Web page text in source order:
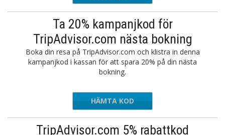
Ta 20% kampanjkod för
TripAdvisor.com nästa bokning
Boka din resa på TripAdvisor.com och klistra in denna
kampanjkod i kassan för att spara 20% på din nästa
bokning.
TAME123
HÄMTA KOD
TripAdvisor.com 5% rabattkod